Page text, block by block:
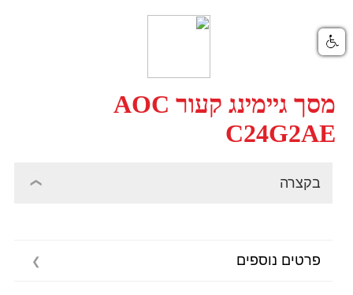
מסך גיימינג קעור AOC
C24G2AE
בקצרה
פרטים נוספים